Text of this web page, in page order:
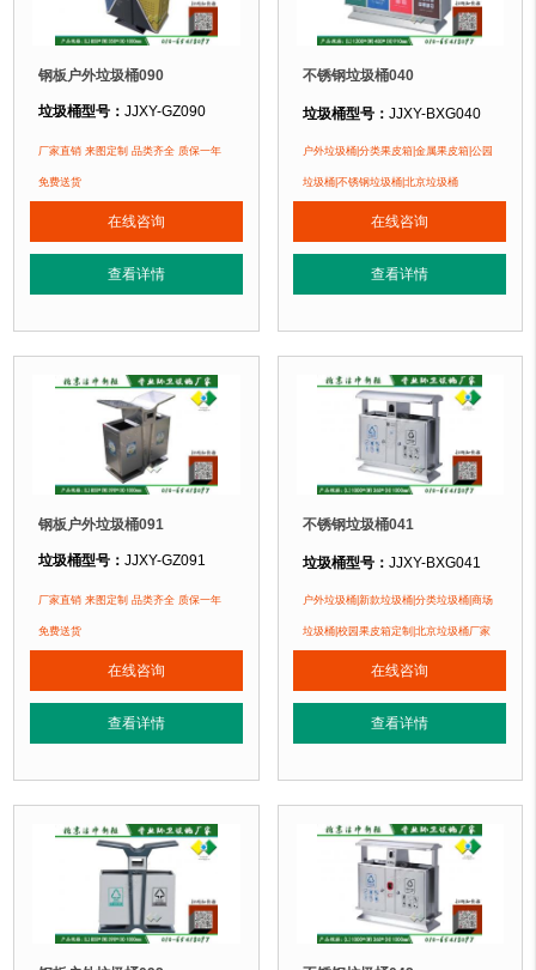
钢板户外垃圾桶090
垃圾桶型号：JJXY-GZ090
垃圾桶规格：长850mm 宽350mm 高1000mm
垃圾桶材质：
垃圾桶周期：3-7天 厂家直销 来图定制
垃圾桶特点：1、全桶采用镀锌板，塑粉喷塑工艺使用寿命更长久。2、箱体
正在使用该垃圾桶的部分客户：
北京某广场、北京某公园、北京某小区....
厂家直销 来图定制 品类齐全 质保一年
免费送货
在线咨询
查看详情
不锈钢垃圾桶040
垃圾桶型号： JJXY-BXG040
垃圾桶规格：长1200mm 宽400mm
垃圾桶材质：不锈钢板
垃圾桶周期：3-7天 厂家直销 来图定
垃圾桶特点： 1、全桶采用优质加厚
正在使用该垃圾桶的部分客户：
北京万达广场、华生购物中心、泛悦
户外垃圾桶|分类果皮箱|金属果皮箱|公园
垃圾桶|不锈钢垃圾桶|北京垃圾桶
在线咨询
查看详情
钢板户外垃圾桶091
垃圾桶型号：JJXY-GZ091
垃圾桶规格：长850mm 宽390mm 高1000mm
垃圾桶材质：
垃圾桶周期：3-7天 厂家直销 来图定制
垃圾桶特点：1、全桶采用镀锌板，塑粉喷塑工艺使用寿命更长久。2、箱体
正在使用该垃圾桶的部分客户：
北京某广场、北京某公园、北京某小区....
厂家直销 来图定制 品类齐全 质保一年
免费送货
在线咨询
查看详情
不锈钢垃圾桶041
垃圾桶型号： JJXY-BXG041
垃圾桶规格：长1000mm 宽360mm
垃圾桶材质：不锈钢板
垃圾桶周期：3-7天 厂家直销 来图定
垃圾桶特点： 1、全桶采用优质加厚
正在使用该垃圾桶的部分客户：
北京万达广场、华生购物中心、泛悦
户外垃圾桶|新款垃圾桶|分类垃圾桶|商场
垃圾桶|校园果皮箱定制|北京垃圾桶厂家
在线咨询
查看详情